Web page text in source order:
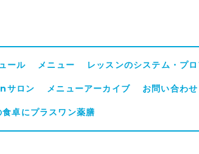
ール メニュー レッスンのシステム・プ
サロン メニューアーカイブ お問い合わせ
食卓にプラスワン薬膳